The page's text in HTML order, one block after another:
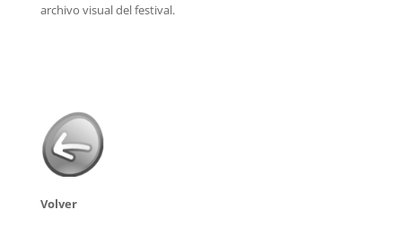
archivo visual del festival.
Volver